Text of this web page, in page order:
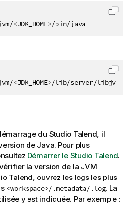
<JDK_HOME>/bin/java
Copier
<JDK_HOME>/lib/server/libjvm.so
Copier
du Studio Talend, il
de Java. Pour plus
Démarrer le Studio Talend.
la version de la JVM
Talend, ouvrez les logs les plus
<workspace>/.metadata/.log. La
y est indiquée. Par exemple :